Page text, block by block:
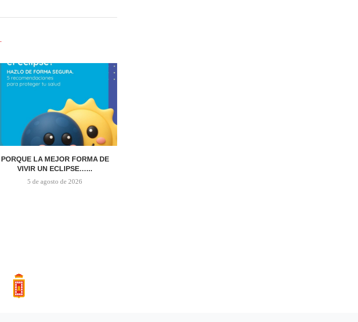
PORQUE LA MEJOR FORMA DE
VIVIR UN ECLIPSE…...
5 de agosto de 2026